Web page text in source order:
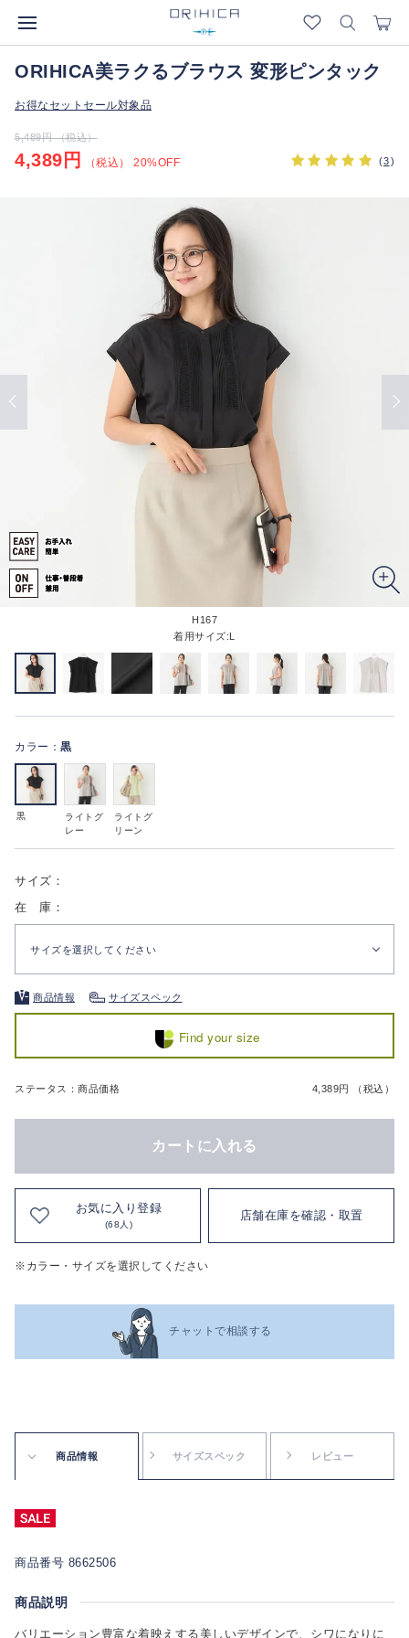
ORIHICA美ラクるブラウス 変形ピンタック
お得なセットセール対象品
5,489円 （税込）
4,389円 （税込） 20%OFF (3)
H167
着用サイズ:L
カラー： 黒
黒
ライトグ
レー
ライトグ
リーン
サイズ：
在 庫：
サイズを選択してください
商品情報 サイズスペック
Find your size
ステータス：商品価格 4,389円 （税込）
カートに入れる
お気に入り登録
(68人)
店舗在庫を確認・取置
※カラー・サイズを選択してください
チャットで相談する
商品情報 サイズスペック レビュー
商品番号 8662506
商品説明
バリエーション豊富な着映えする美しいデザインで、シワになりに